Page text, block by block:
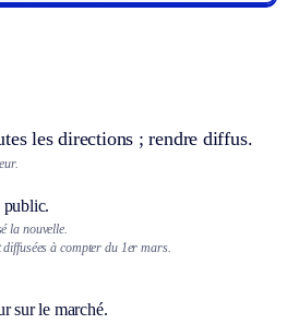
les directions ; rendre diffus.
public.
la nouvelle.
à compter du 1er mars.
sur le marché.